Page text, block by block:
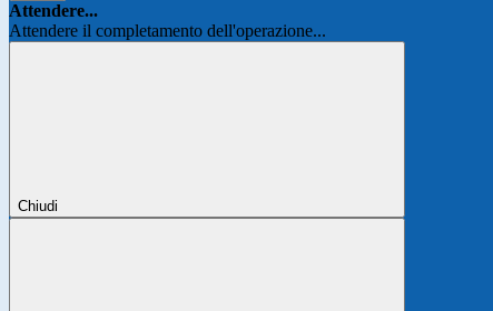
Attendere...
Attendere il completamento dell'operazione...
Chiudi